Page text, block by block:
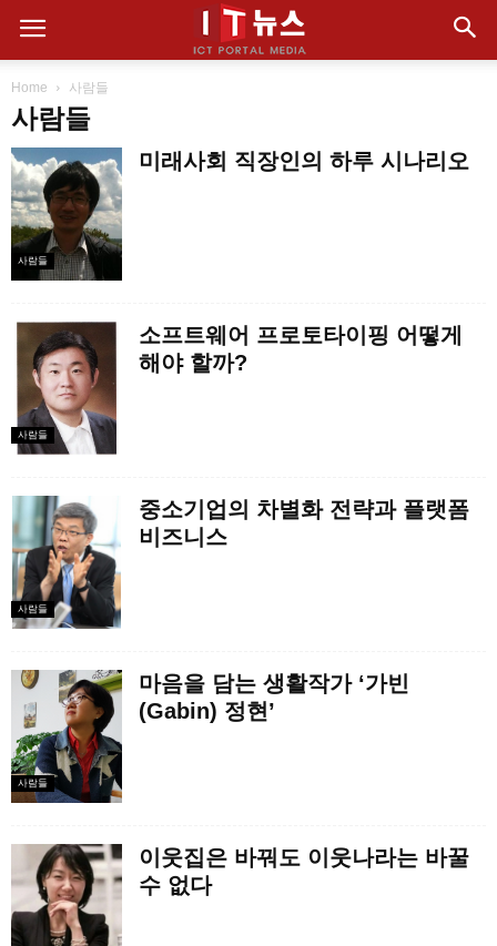
Home 사람들
사람들
사람들
미래사회 직장인의 하루 시나리오
사람들
소프트웨어 프로토타이핑 어떻게
해야 할까?
사람들
중소기업의 차별화 전략과 플랫폼
비즈니스
사람들
마음을 담는 생활작가 ‘가빈
(Gabin) 정현’
이웃집은 바꿔도 이웃나라는 바꿀
수 없다